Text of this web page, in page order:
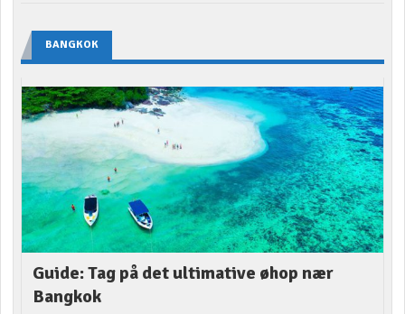
BANGKOK
Guide: Tag på det ultimative øhop nær
Bangkok